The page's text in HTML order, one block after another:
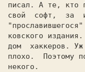
писал. А те, кто
свой
софт,  за
"прославившегося"
ковского
дом  хаккеров.
плохо.
Поэтому
некого.